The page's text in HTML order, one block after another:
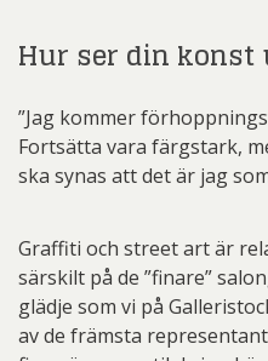
Hur ser din konst
”Jag kommer
Fortsätta vara färgstark,
ska synas att det är jag
Graffiti och street art är
särskilt på de ”finare”
glädje som vi på
av de främsta